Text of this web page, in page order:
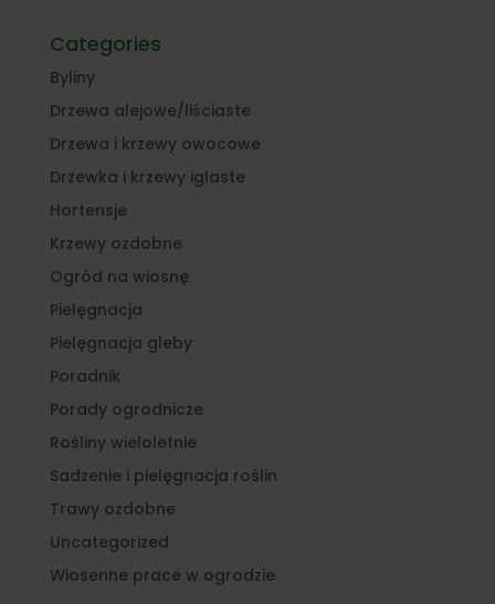
Categories
Byliny
Drzewa alejowe/liściaste
Drzewa i krzewy owocowe
Drzewka i krzewy iglaste
Hortensje
Krzewy ozdobne
Ogród na wiosnę
Pielęgnacja
Pielęgnacja gleby
Poradnik
Porady ogrodnicze
Rośliny wieloletnie
Sadzenie i pielęgnacja roślin
Trawy ozdobne
Uncategorized
Wiosenne prace w ogrodzie